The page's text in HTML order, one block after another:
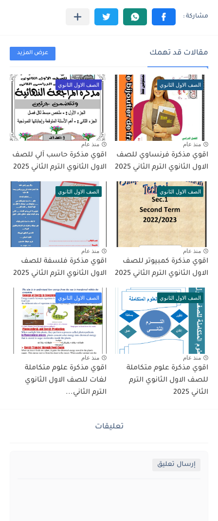
مقالات قد تهمك عرض المزيد
الصف الاول الثانوي
منذ عام
اقوي مذكرة فرنساوي للصف
الاول الثانوي الترم الثاني 2025
الصف الاول الثانوي
منذ عام
اقوي مذكرة حاسب آلي للصف
الاول الثانوي الترم الثاني 2025
الصف الاول الثانوي
منذ عام
اقوي مذكرة كمبيوتر للصف
الاول الثانوي الترم الثاني 2025
الصف الاول الثانوي
منذ عام
اقوي مذكرة فلسفة للصف
الاول الثانوي الترم الثاني 2025
الصف الاول الثانوي
منذ عام
اقوي مذكرة علوم متكاملة
للصف الاول الثانوي الترم
الثاني 2025
الصف الاول الثانوي
منذ عام
اقوي مذكرة علوم متكاملة
لغات للصف الاول الثانوي
الترم الثاني...
تعليقات
إرسال تعليق